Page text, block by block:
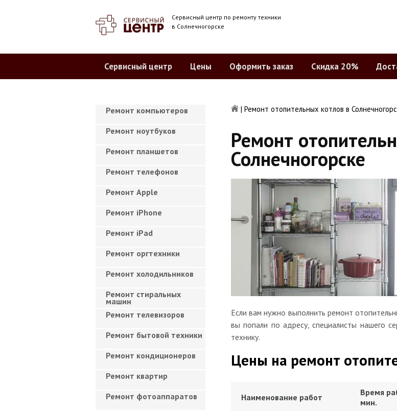
Сервисный центр по ремонту техники
в Солнечногорске
Сервисный центр Цены Оформить заказ Скидка 20%
| Ремонт отопительных котлов в
Ремонт
Солнечногорске
Если вам нужно выполнить ремонт
вы попали по адресу, специалисты нашего
технику.
Цены на ремонт
Наименование работ
Время
мин.
Ремонт компьютеров
Ремонт ноутбуков
Ремонт планшетов
Ремонт телефонов
Ремонт Apple
Ремонт iPhone
Ремонт iPad
Ремонт оргтехники
Ремонт холодильников
Ремонт стиральных
машин
Ремонт телевизоров
Ремонт бытовой техники
Ремонт кондиционеров
Ремонт квартир
Ремонт фотоаппаратов